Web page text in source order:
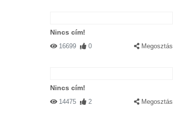
Nincs cím!
16699 0 Megosztás
Nincs cím!
14475 2 Megosztás